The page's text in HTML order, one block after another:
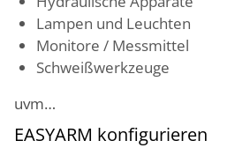
Lampen und Leuchten
Monitore / Messmittel
Schweißwerkzeuge
uvm…
EASYARM konfigurieren